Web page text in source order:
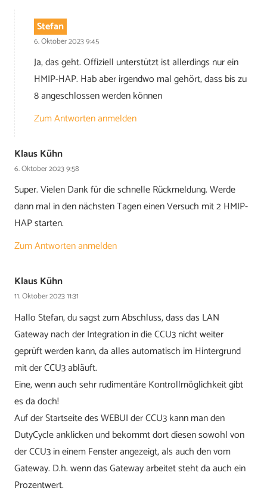
Stefan
6. Oktober 2023 9:45
Ja, das geht. Offiziell unterstützt ist allerdings nur ein
HMIP-HAP. Hab aber irgendwo mal gehört, dass bis zu
8 angeschlossen werden können
Zum Antworten anmelden
Klaus Kühn
6. Oktober 2023 9:58
Super. Vielen Dank für die schnelle Rückmeldung. Werde
dann mal in den nächsten Tagen einen Versuch mit 2 HMIP-
HAP starten.
Zum Antworten anmelden
Klaus Kühn
11. Oktober 2023 11:31
Hallo Stefan, du sagst zum Abschluss, dass das LAN
Gateway nach der Integration in die CCU3 nicht weiter
geprüft werden kann, da alles automatisch im Hintergrund
mit der CCU3 abläuft.
Eine, wenn auch sehr rudimentäre Kontrollmöglichkeit gibt
es da doch!
Auf der Startseite des WEBUI der CCU3 kann man den
DutyCycle anklicken und bekommt dort diesen sowohl von
der CCU3 in einem Fenster angezeigt, als auch den vom
Gateway. D.h. wenn das Gateway arbeitet steht da auch ein
Prozentwert.